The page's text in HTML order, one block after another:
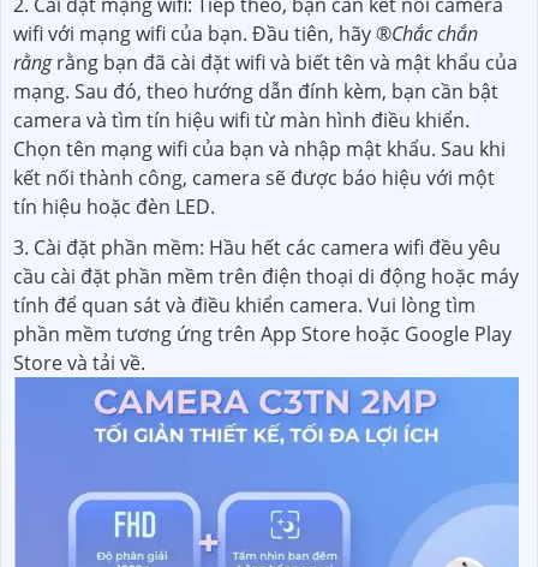
wifi với mạng wifi của bạn. Đầu tiên, hãy ®️Chắc chắn
rằngrằng bạn đã cài đặt wifi và biết tên và mật khẩu của
mạng. Sau đó, theo hướng dẫn đính kèm, bạn cần bật
camera và tìm tín hiệu wifi từ màn hình điều khiển.
Chọn tên mạng wifi của bạn và nhập mật khẩu. Sau khi
kết nối thành công, camera sẽ được báo hiệu với một
tín hiệu hoặc đèn LED.
3. Cài đặt phần mềm: Hầu hết các camera wifi đều yêu
cầu cài đặt phần mềm trên điện thoại di động hoặc máy
tính để quan sát và điều khiển camera. Vui lòng tìm
phần mềm tương ứng trên App Store hoặc Google Play
Store và tải về.